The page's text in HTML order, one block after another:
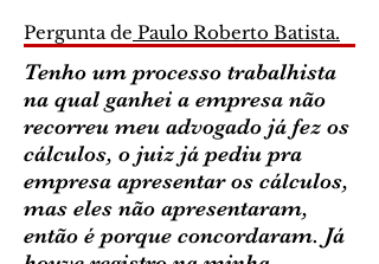
Pergunta de Paulo Roberto Batista.
Tenho um processo trabalhista
na qual ganhei a empresa não
recorreu meu advogado já fez os
cálculos, o juiz já pediu pra
empresa apresentar os cálculos,
mas eles não apresentaram,
então é porque concordaram. Já